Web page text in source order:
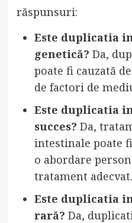
răspunsuri:
Este duplicatia
genetică? Da,
poate fi cauzată
de factori de
Este duplicatia
succes? Da,
intestinale poate
o abordare
tratament adecvat.
Este duplicatia
rară? Da,